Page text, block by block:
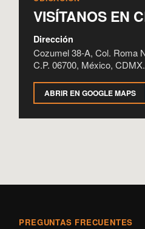
VISÍTANOS EN
Dirección
Cozumel 38-A, Col. Roma
C.P. 06700, México, CDMX.
ABRIR EN GOOGLE MAPS
PREGUNTAS FRECUENTES